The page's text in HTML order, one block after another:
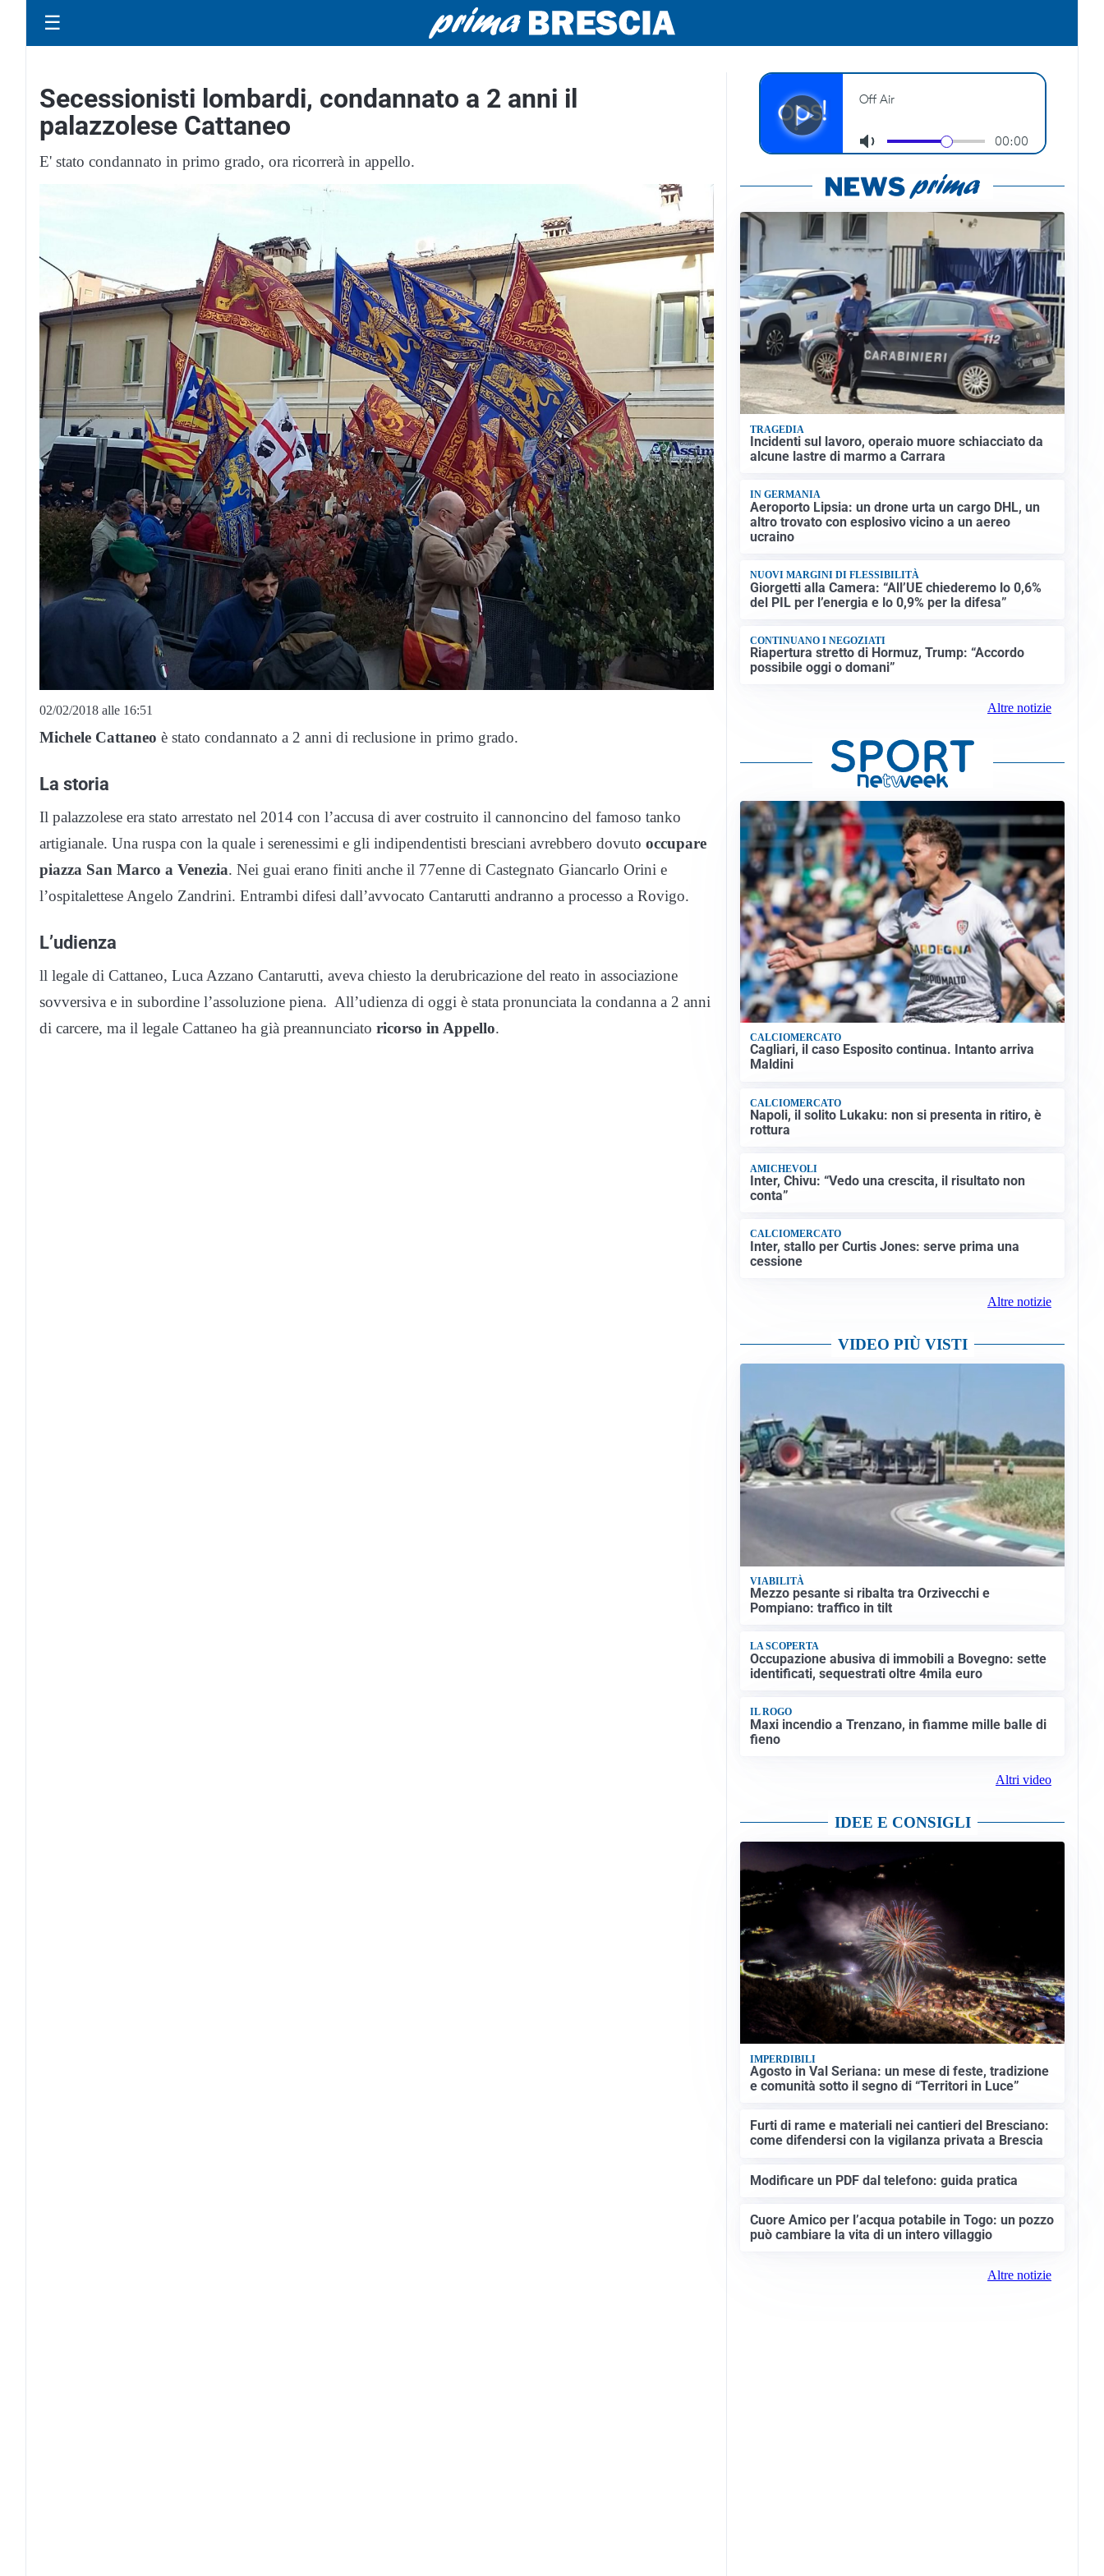
☰
Secessionisti lombardi, condannato a 2 anni il
palazzolese Cattaneo
E' stato condannato in primo grado, ora ricorrerà in appello.
02/02/2018 alle 16:51
Michele Cattaneo è stato condannato a 2 anni di reclusione in primo grado.
La storia
Il palazzolese era stato arrestato nel 2014 con l’accusa di aver costruito il cannoncino del famoso tanko
artigianale. Una ruspa con la quale i serenessimi e gli indipendentisti bresciani avrebbero dovuto occupare
piazza San Marco a Venezia. Nei guai erano finiti anche il 77enne di Castegnato Giancarlo Orini e
l’ospitalettese Angelo Zandrini. Entrambi difesi dall’avvocato Cantarutti andranno a processo a Rovigo.
L’udienza
ll legale di Cattaneo, Luca Azzano Cantarutti, aveva chiesto la derubricazione del reato in associazione
sovversiva e in subordine l’assoluzione piena. All’udienza di oggi è stata pronunciata la condanna a 2 anni
di carcere, ma il legale Cattaneo ha già preannunciato ricorso in Appello.
TRAGEDIA
Incidenti sul lavoro, operaio muore schiacciato da
alcune lastre di marmo a Carrara
IN GERMANIA
Aeroporto Lipsia: un drone urta un cargo DHL, un
altro trovato con esplosivo vicino a un aereo
ucraino
NUOVI MARGINI DI FLESSIBILITÀ
Giorgetti alla Camera: “All’UE chiederemo lo 0,6%
del PIL per l’energia e lo 0,9% per la difesa”
CONTINUANO I NEGOZIATI
Riapertura stretto di Hormuz, Trump: “Accordo
possibile oggi o domani”
Altre notizie
CALCIOMERCATO
Cagliari, il caso Esposito continua. Intanto arriva
Maldini
CALCIOMERCATO
Napoli, il solito Lukaku: non si presenta in ritiro, è
rottura
AMICHEVOLI
Inter, Chivu: “Vedo una crescita, il risultato non
conta”
CALCIOMERCATO
Inter, stallo per Curtis Jones: serve prima una
cessione
Altre notizie
VIDEO PIÙ VISTI
VIABILITÀ
Mezzo pesante si ribalta tra Orzivecchi e
Pompiano: traffico in tilt
LA SCOPERTA
Occupazione abusiva di immobili a Bovegno: sette
identificati, sequestrati oltre 4mila euro
IL ROGO
Maxi incendio a Trenzano, in fiamme mille balle di
fieno
Altri video
IDEE E CONSIGLI
IMPERDIBILI
Agosto in Val Seriana: un mese di feste, tradizione
e comunità sotto il segno di “Territori in Luce”
Furti di rame e materiali nei cantieri del Bresciano:
come difendersi con la vigilanza privata a Brescia
Modificare un PDF dal telefono: guida pratica
Cuore Amico per l’acqua potabile in Togo: un pozzo
può cambiare la vita di un intero villaggio
Altre notizie